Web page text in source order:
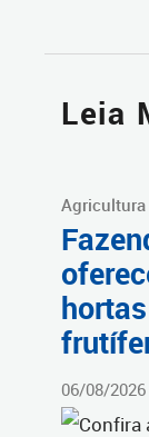
Leia
Agricultura
06/08/2026